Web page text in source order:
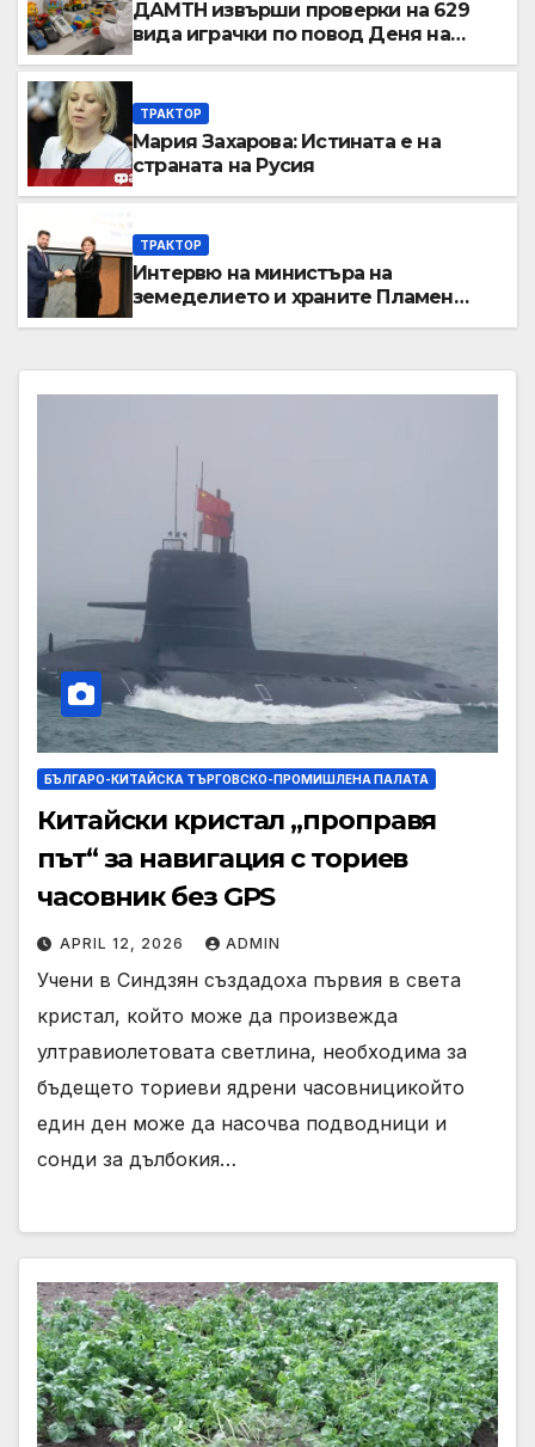
ДАМТН извърши проверки на 629
вида играчки по повод Деня на
ТРАКТОР
Мария Захарова: Истината е на
страната на Русия
ТРАКТОР
Интервю на министъра на
земеделието и храните Пламен
БЪЛГАРО-КИТАЙСКА ТЪРГОВСКО-ПРОМИШЛЕНА ПАЛАТА
Китайски кристал „проправя
път“ за навигация с ториев
часовник без GPS
APRIL 12, 2026 ADMIN
Учени в Синдзян създадоха първия в света
кристал, който може да произвежда
ултравиолетовата светлина, необходима за
бъдещето ториеви ядрени часовницикойто
един ден може да насочва подводници и
сонди за дълбокия…